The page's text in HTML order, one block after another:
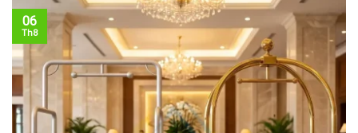
06
Th8